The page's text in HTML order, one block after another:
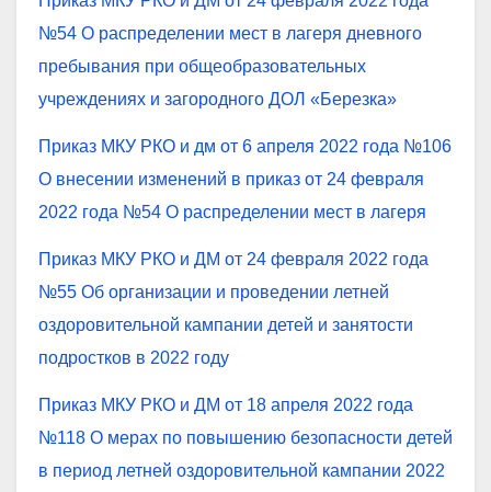
№54 О распределении мест в лагеря дневного
пребывания при общеобразовательных
учреждениях и загородного ДОЛ «Березка»
Приказ МКУ РКО и дм от 6 апреля 2022 года №106
О внесении изменений в приказ от 24 февраля
2022 года №54 О распределении мест в лагеря
Приказ МКУ РКО и ДМ от 24 февраля 2022 года
№55 Об организации и проведении летней
оздоровительной кампании детей и занятости
подростков в 2022 году
Приказ МКУ РКО и ДМ от 18 апреля 2022 года
№118 О мерах по повышению безопасности детей
в период летней оздоровительной кампании 2022